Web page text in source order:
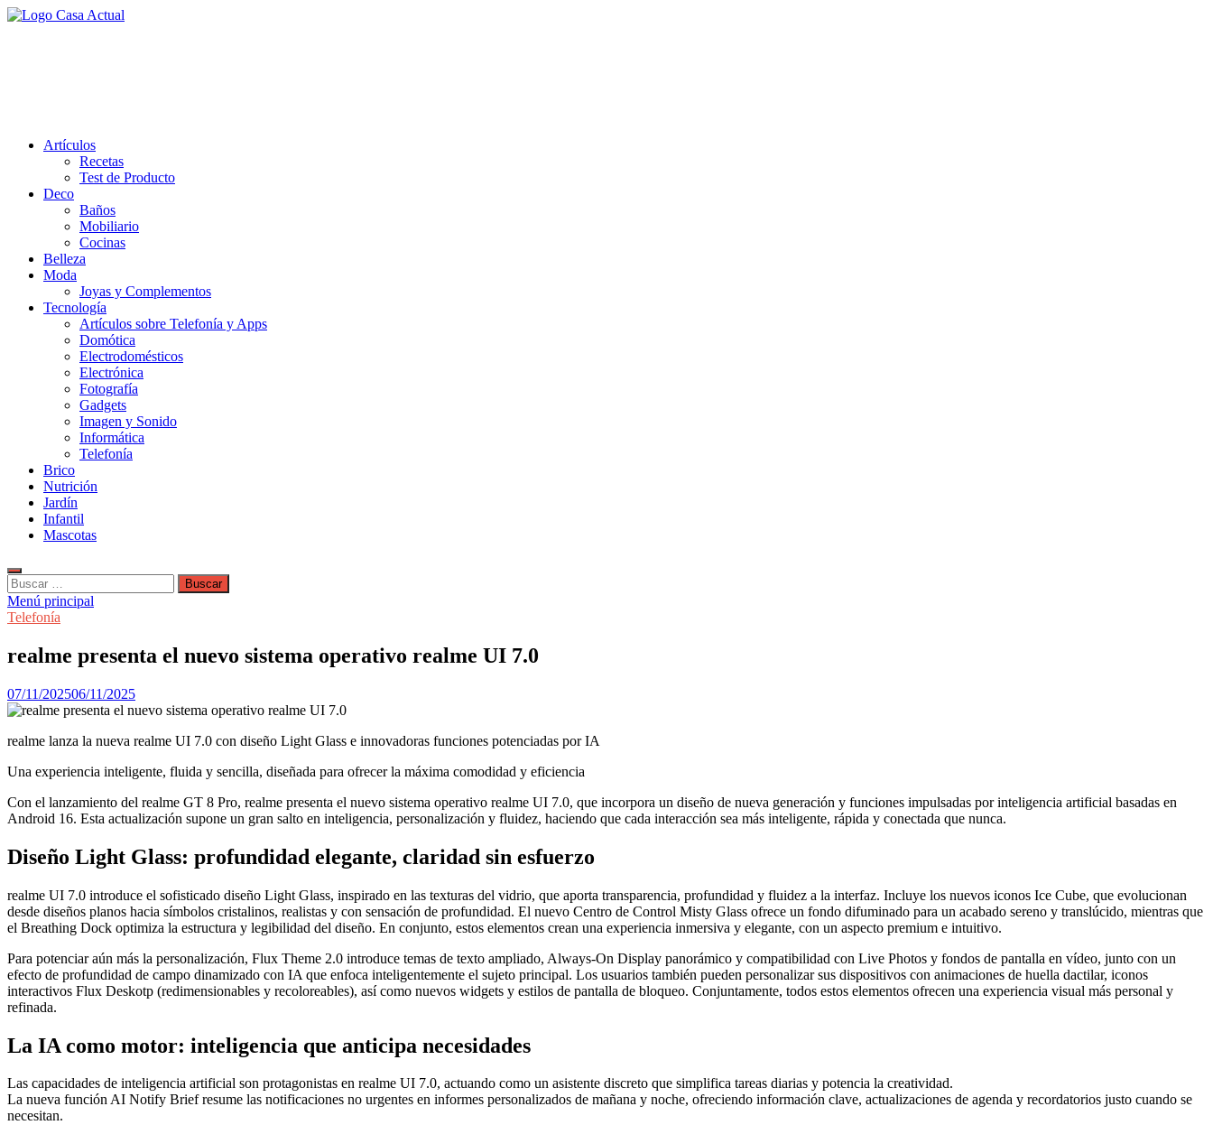
Saltar
Artículos
Recetas
Test de Producto
Deco
Baños
Mobiliario
Cocinas
Belleza
Moda
Joyas y Complementos
Tecnología
Artículos sobre Telefonía y Apps
Domótica
Electrodomésticos
Electrónica
Fotografía
Gadgets
Imagen y Sonido
Informática
Telefonía
Brico
Nutrición
Jardín
Infantil
Mascotas
Buscar:
Menú principal
Telefonía
realme presenta el nuevo sistema operativo realme UI 7.0
07/11/202506/11/2025
realme lanza la nueva realme UI 7.0 con diseño Light Glass e innovadoras funciones potenciadas por IA
Una experiencia inteligente, fluida y sencilla, diseñada para ofrecer la máxima comodidad y eficiencia
Con el lanzamiento del realme GT 8 Pro, realme presenta el nuevo sistema operativo realme UI 7.0, que incorpora un diseño de nueva generación y funciones impulsadas por inteligencia artificial basadas en
Android 16. Esta actualización supone un gran salto en inteligencia, personalización y fluidez, haciendo que cada interacción sea más inteligente, rápida y conectada que nunca.
Diseño Light Glass: profundidad elegante, claridad sin esfuerzo
realme UI 7.0 introduce el sofisticado diseño Light Glass, inspirado en las texturas del vidrio, que aporta transparencia, profundidad y fluidez a la interfaz. Incluye los nuevos iconos Ice Cube, que evolucionan
desde diseños planos hacia símbolos cristalinos, realistas y con sensación de profundidad. El nuevo Centro de Control Misty Glass ofrece un fondo difuminado para un acabado sereno y translúcido, mientras que
el Breathing Dock optimiza la estructura y legibilidad del diseño. En conjunto, estos elementos crean una experiencia inmersiva y elegante, con un aspecto premium e intuitivo.
Para potenciar aún más la personalización, Flux Theme 2.0 introduce temas de texto ampliado, Always-On Display panorámico y compatibilidad con Live Photos y fondos de pantalla en vídeo, junto con un
efecto de profundidad de campo dinamizado con IA que enfoca inteligentemente el sujeto principal. Los usuarios también pueden personalizar sus dispositivos con animaciones de huella dactilar, iconos
interactivos Flux Deskotp (redimensionables y recoloreables), así como nuevos widgets y estilos de pantalla de bloqueo. Conjuntamente, todos estos elementos ofrecen una experiencia visual más personal y
refinada.
La IA como motor: inteligencia que anticipa necesidades
Las capacidades de inteligencia artificial son protagonistas en realme UI 7.0, actuando como un asistente discreto que simplifica tareas diarias y potencia la creatividad.
La nueva función AI Notify Brief resume las notificaciones no urgentes en informes personalizados de mañana y noche, ofreciendo información clave, actualizaciones de agenda y recordatorios justo cuando se
necesitan.